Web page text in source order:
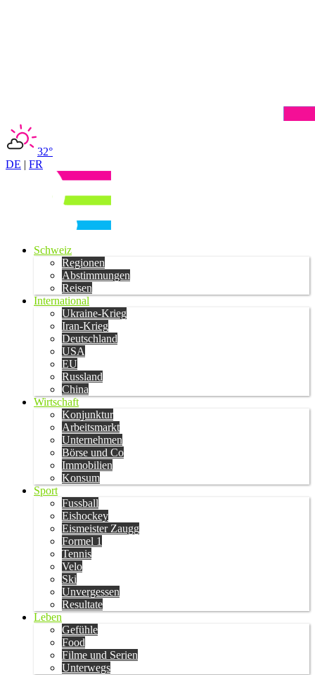
32°
DE | FR
Schweiz
Regionen
Abstimmungen
Reisen
International
Ukraine-Krieg
Iran-Krieg
Deutschland
USA
EU
Russland
China
Wirtschaft
Konjunktur
Arbeitsmarkt
Unternehmen
Börse und Co
Immobilien
Konsum
Sport
Fussball
Eishockey
Eismeister Zaugg
Formel 1
Tennis
Velo
Ski
Unvergessen
Resultate
Leben
Gefühle
Food
Filme und Serien
Unterwegs